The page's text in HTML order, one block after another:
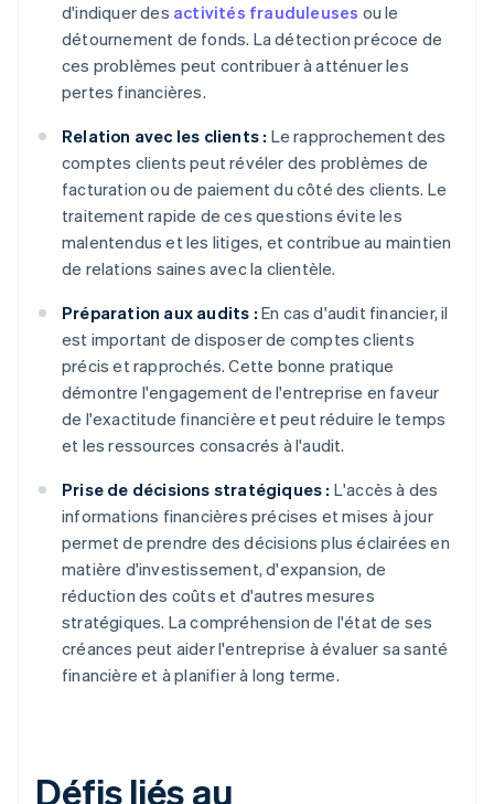
d'indiquer des activités frauduleuses ou le
détournement de fonds. La détection précoce de
ces problèmes peut contribuer à atténuer les
pertes financières.
Relation avec les clients : Le rapprochement des
comptes clients peut révéler des problèmes de
facturation ou de paiement du côté des clients. Le
traitement rapide de ces questions évite les
malentendus et les litiges, et contribue au maintien
de relations saines avec la clientèle.
Préparation aux audits : En cas d'audit financier, il
est important de disposer de comptes clients
précis et rapprochés. Cette bonne pratique
démontre l'engagement de l'entreprise en faveur
de l'exactitude financière et peut réduire le temps
et les ressources consacrés à l'audit.
Prise de décisions stratégiques : L'accès à des
informations financières précises et mises à jour
permet de prendre des décisions plus éclairées en
matière d'investissement, d'expansion, de
réduction des coûts et d'autres mesures
stratégiques. La compréhension de l'état de ses
créances peut aider l'entreprise à évaluer sa santé
financière et à planifier à long terme.
Défis liés au